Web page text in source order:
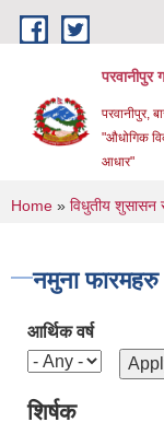
Skip to main content
परवानीपुर
परवानीपुर,
"औधोगिक
आधार"
You are
Home » विधुतीय शुसासन
नमुना फारमहरु
आर्थिक वर्ष
शिर्षक